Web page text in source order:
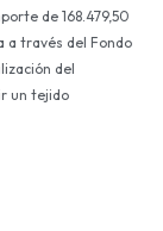
de 168.479,50
a través del Fondo
del
un tejido